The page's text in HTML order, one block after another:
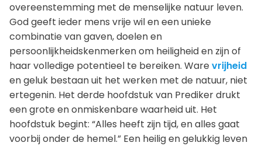
overeenstemming met de menselijke natuur leven.
God geeft ieder mens vrije wil en een unieke
combinatie van gaven, doelen en
persoonlijkheidskenmerken om heiligheid en zijn of
haar volledige potentieel te bereiken. Warevrijheid
en geluk bestaan uit het werken met de natuur, niet
ertegenin. Het derde hoofdstuk van Prediker drukt
een grote en onmiskenbare waarheid uit. Het
hoofdstuk begint: “Alles heeft zijn tijd, en alles gaat
voorbij onder de hemel.” Een heilig en gelukkig leven